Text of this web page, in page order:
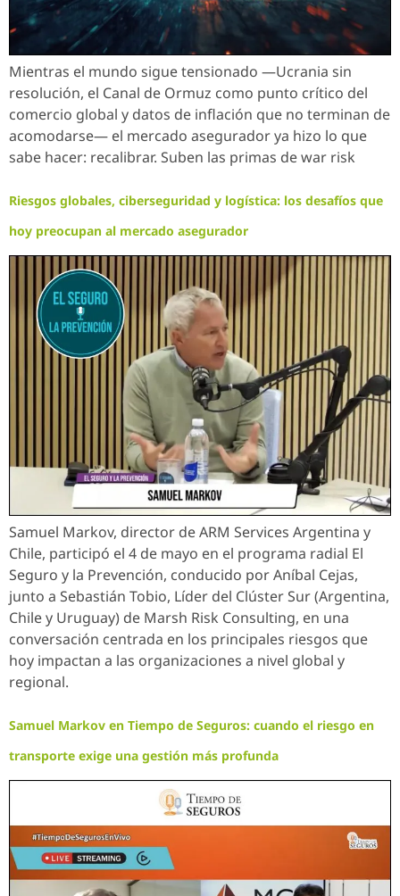
Mientras el mundo sigue tensionado —Ucrania sin
resolución, el Canal de Ormuz como punto crítico del
comercio global y datos de inflación que no terminan de
acomodarse— el mercado asegurador ya hizo lo que
sabe hacer: recalibrar. Suben las primas de war risk
Riesgos globales, ciberseguridad y logística: los desafíos que
hoy preocupan al mercado asegurador
Samuel Markov, director de ARM Services Argentina y
Chile, participó el 4 de mayo en el programa radial El
Seguro y la Prevención, conducido por Aníbal Cejas,
junto a Sebastián Tobio, Líder del Clúster Sur (Argentina,
Chile y Uruguay) de Marsh Risk Consulting, en una
conversación centrada en los principales riesgos que
hoy impactan a las organizaciones a nivel global y
regional.
Samuel Markov en Tiempo de Seguros: cuando el riesgo en
transporte exige una gestión más profunda